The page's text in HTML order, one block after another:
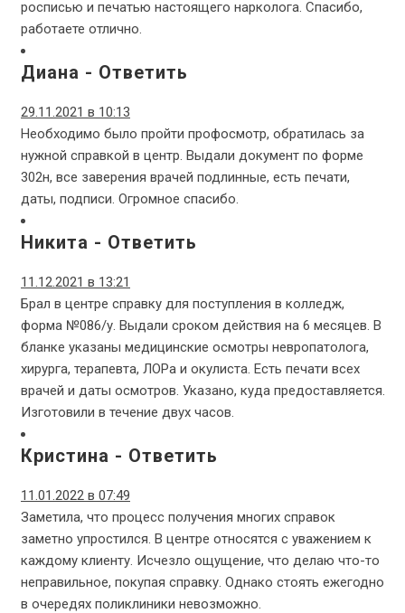
росписью и печатью настоящего нарколога. Спасибо,
работаете отлично.
Диана - Ответить
29.11.2021 в 10:13
Необходимо было пройти профосмотр, обратилась за
нужной справкой в центр. Выдали документ по форме
302н, все заверения врачей подлинные, есть печати,
даты, подписи. Огромное спасибо.
Никита - Ответить
11.12.2021 в 13:21
Брал в центре справку для поступления в колледж,
форма №086/у. Выдали сроком действия на 6 месяцев. В
бланке указаны медицинские осмотры невропатолога,
хирурга, терапевта, ЛОРа и окулиста. Есть печати всех
врачей и даты осмотров. Указано, куда предоставляется.
Изготовили в течение двух часов.
Кристина - Ответить
11.01.2022 в 07:49
Заметила, что процесс получения многих справок
заметно упростился. В центре относятся с уважением к
каждому клиенту. Исчезло ощущение, что делаю что-то
неправильное, покупая справку. Однако стоять ежегодно
в очередях поликлиники невозможно.